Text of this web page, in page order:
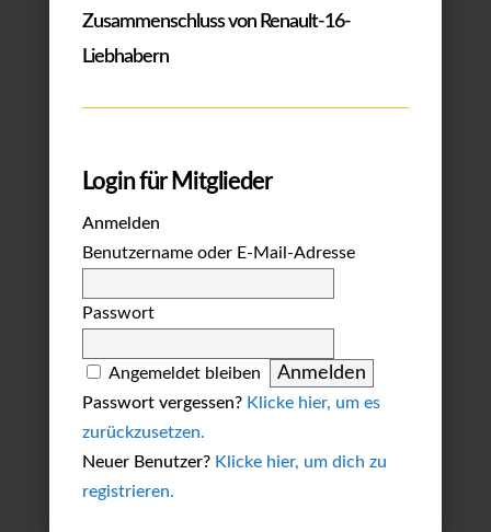
Zusammenschluss von Renault-16-
Liebhabern
Login für Mitglieder
Anmelden
Benutzername oder E-Mail-Adresse
Passwort
Angemeldet bleiben
Passwort vergessen? Klicke hier, um es
zurückzusetzen.
Neuer Benutzer? Klicke hier, um dich zu
registrieren.